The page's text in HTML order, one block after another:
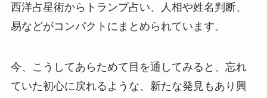
西洋占星術からトランプ占い、人相や姓名判断、
易などがコンパクトにまとめられています。
今、こうしてあらためて目を通してみると、忘れ
ていた初心に戻れるような、新たな発見もあり興